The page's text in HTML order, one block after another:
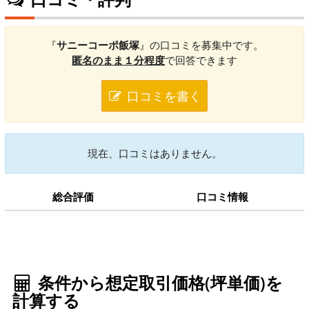
『サニーコーポ飯塚』の口コミを募集中です。
匿名のまま１分程度で回答できます
口コミを書く
現在、口コミはありません。
総合評価 口コミ情報
条件から想定取引価格(坪単価)を
計算する